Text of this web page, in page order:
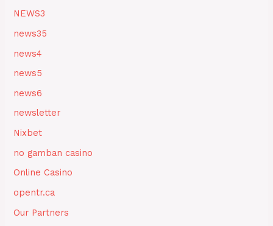
NEWS3
news35
news4
news5
news6
newsletter
Nixbet
no gamban casino
Online Casino
opentr.ca
Our Partners